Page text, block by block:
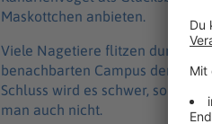
Maskottchen anbieten.
Viele Nagetiere flitzen durch die
benachbarten Campus der
Schluss wird es schwer, so ein
man auch nicht.